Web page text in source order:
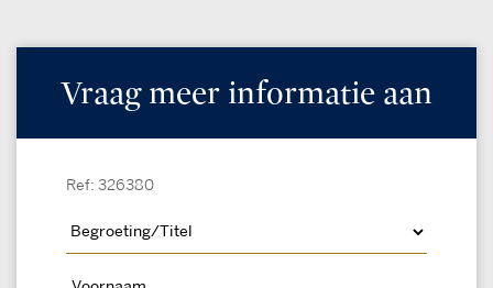
Vraag meer informatie aan
Ref: 326380